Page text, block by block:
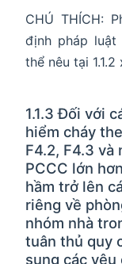
CHÚ THÍCH:
định pháp luật
thể nêu tại 1.1.2
1.1.3 Đối với
hiểm cháy
F4.2, F4.3 và
PCCC lớn
hầm trở lên
riêng về
nhóm nhà
tuân thủ quy
sung các yêu